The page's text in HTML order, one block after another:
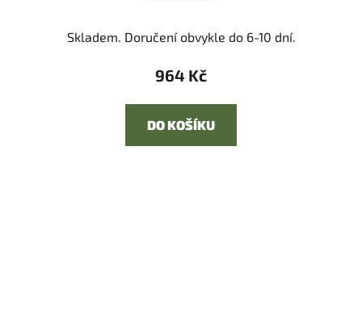
Skladem. Doručení obvykle do 6-10 dní.
964 Kč
DO KOŠÍKU